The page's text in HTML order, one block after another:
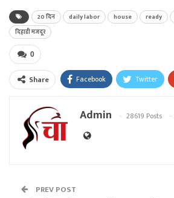
20 दिन daily labor house ready
दिहाडी मजदूर
0
Share Facebook Twitter
Admin 28619 Posts
PREV POST